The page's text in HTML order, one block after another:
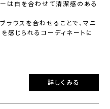
は白を合わせて清潔感のある
ラウスを合わせることで、マニ
感じられるコーディネートに
詳しくみる